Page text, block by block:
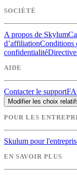
SOCIÉTÉ
A propos de Skylum
d’affiliationConditions
confidentialité
AIDE
Contacter le support
Modifier les choix
POUR LES
Skulum pour
EN SAVOIR PLUS